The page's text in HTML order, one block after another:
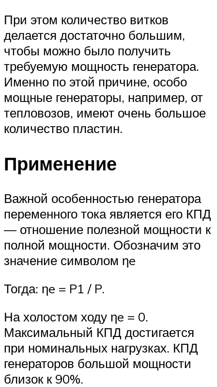
При этом количество витков
делается достаточно большим,
чтобы можно было получить
требуемую мощность генератора.
Именно по этой причине, особо
мощные генераторы, например, от
тепловозов, имеют очень большое
количество пластин.
Применение
Важной особенностью генератора
переменного тока является его КПД
— отношение полезной мощности к
полной мощности. Обозначим это
значение символом ηe
Тогда: ηe = P1 / P.
На холостом ходу ηe = 0.
Максимальный КПД достигается
при номинальных нагрузках. КПД
генераторов большой мощности
близок к 90%.